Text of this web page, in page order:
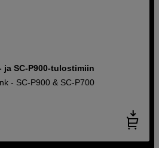
ja SC-P900-tulostimiin
- SC-P900 & SC-P700